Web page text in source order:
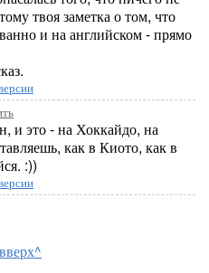
твоя заметка о том, что
и на английском - прямо
и это - на Хоккайдо, на
как в Киото, как в
:))
вверх^